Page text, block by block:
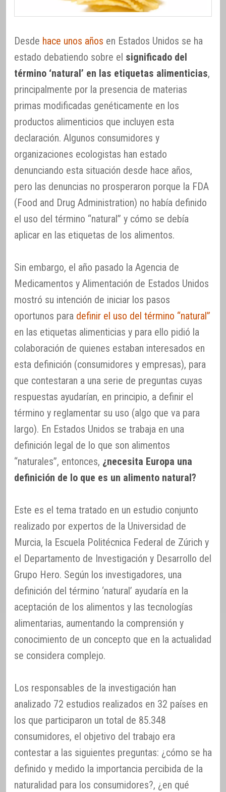
Desde hace unos años en Estados Unidos se ha
estado debatiendo sobre el significado del
término ‘natural’ en las etiquetas alimenticias,
principalmente por la presencia de materias
primas modificadas genéticamente en los
productos alimenticios que incluyen esta
declaración. Algunos consumidores y
organizaciones ecologistas han estado
denunciando esta situación desde hace años,
pero las denuncias no prosperaron porque la FDA
(Food and Drug Administration) no había definido
el uso del término “natural” y cómo se debía
aplicar en las etiquetas de los alimentos.
Sin embargo, el año pasado la Agencia de
Medicamentos y Alimentación de Estados Unidos
mostró su intención de iniciar los pasos
oportunos para definir el uso del término “natural”
en las etiquetas alimenticias y para ello pidió la
colaboración de quienes estaban interesados en
esta definición (consumidores y empresas), para
que contestaran a una serie de preguntas cuyas
respuestas ayudarían, en principio, a definir el
término y reglamentar su uso (algo que va para
largo). En Estados Unidos se trabaja en una
definición legal de lo que son alimentos
“naturales”, entonces, ¿necesita Europa una
definición de lo que es un alimento natural?
Este es el tema tratado en un estudio conjunto
realizado por expertos de la Universidad de
Murcia, la Escuela Politécnica Federal de Zúrich y
el Departamento de Investigación y Desarrollo del
Grupo Hero. Según los investigadores, una
definición del término ‘natural’ ayudaría en la
aceptación de los alimentos y las tecnologías
alimentarias, aumentando la comprensión y
conocimiento de un concepto que en la actualidad
se considera complejo.
Los responsables de la investigación han
analizado 72 estudios realizados en 32 países en
los que participaron un total de 85.348
consumidores, el objetivo del trabajo era
contestar a las siguientes preguntas: ¿cómo se ha
definido y medido la importancia percibida de la
naturalidad para los consumidores?, ¿en qué